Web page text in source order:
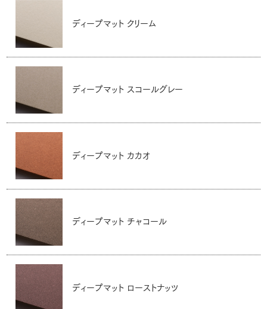
ディープマット クリーム
ディープマット スコールグレー
ディープマット カカオ
ディープマット チャコール
ディープマット ローストナッツ